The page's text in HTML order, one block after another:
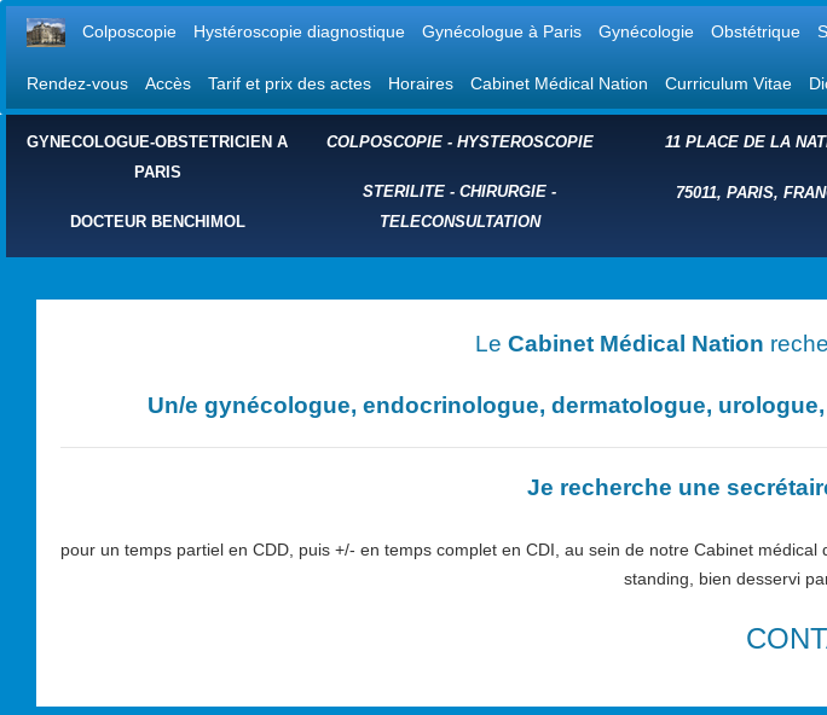
Colposcopie Hystéroscopie diagnostique Gynécologue à Paris Gynécologie Obstétrique
Rendez-vous Accès Tarif et prix des actes Horaires Cabinet Médical Nation Curriculum Vitae
GYNECOLOGUE-OBSTETRICIEN A
PARIS
DOCTEUR BENCHIMOL
COLPOSCOPIE- HYSTEROSCOPIE
STERILITE -CHIRURGIE -
TELECONSULTATION
11 PLACE DE LA
75011, PARIS,
Le Cabinet Médical Nation
Un/e gynécologue, endocrinologue, dermatologue,
Je recherche une
pour un temps partiel en CDD, puis +/- en temps complet en CDI, au sein de notre Cabinet
standing, bien desservi